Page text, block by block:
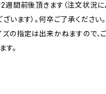
週間前後頂きます（注文状況に
います）。何卒ご了承ください。
の指定は出来かねますので、
す。